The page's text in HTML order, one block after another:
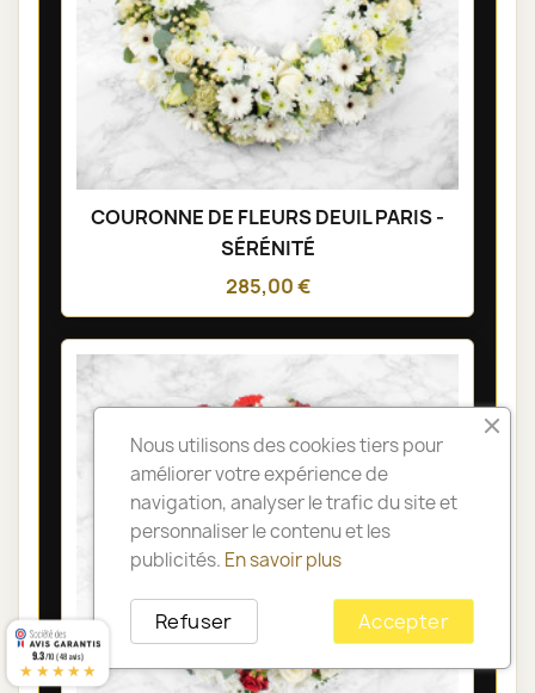
COURONNE DE FLEURS DEUIL PARIS -
SÉRÉNITÉ
285,00 €
Nous utilisons des cookies tiers pour
améliorer votre expérience de
navigation, analyser le trafic du site et
personnaliser le contenu et les
publicités. En savoir plus
Accepter
Refuser
9.3/10 (48 avis)
★★★★★